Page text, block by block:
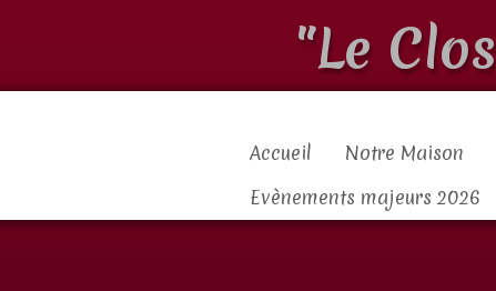
"Le
Accueil Notre Maison
Evènements majeurs 2026